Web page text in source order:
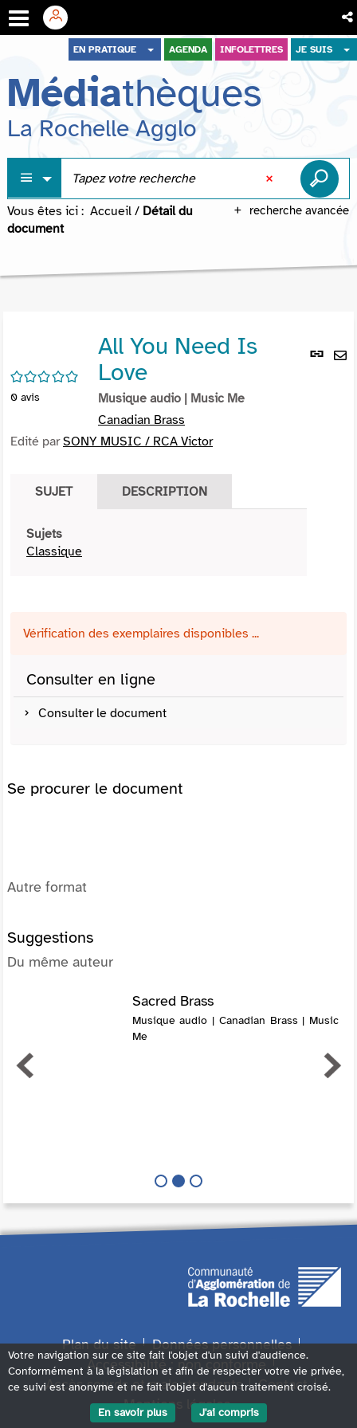
menu
contenu
recherche
EN PRATIQUE AGENDA INFOLETTRES JE SUIS
Médiathèques
La Rochelle Agglo
recherche avancée
Vous êtes ici : Accueil / Détail du
document
Lien
/5
0 avis
All You Need Is
Love
Musique audio | Music Me
Canadian Brass
Edité parSONY MUSIC / RCA Victor
SUJET DESCRIPTION
Sujets
Classique
Vérification des exemplaires disponibles ...
Consulter en ligne
Consulter le document
Se procurer le document
Autre format
Suggestions
Du même auteur
Sacred Brass
Musique audio | Canadian Brass | Music
Me
Plan du site
Données personnelles
Accessibilité : non conforme
Accès sourds et malentendants
Contact
Mentions légales
Votre navigation sur ce site fait l'objet d'un suivi d'audience.
Conformément à la législation et afin de respecter votre vie privée,
ce suivi est anonyme et ne fait l'objet d'aucun traitement croisé.
En savoir plus
J'ai compris